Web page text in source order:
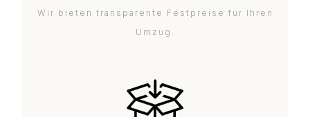
Wir bieten transparente Festpreise für Ihren
Umzug.